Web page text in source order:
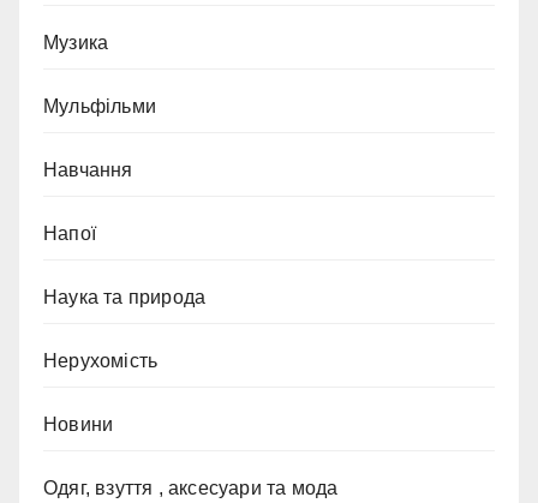
Музика
Мульфільми
Навчання
Напої
Наука та природа
Нерухомість
Новини
Одяг, взуття , аксесуари та мода